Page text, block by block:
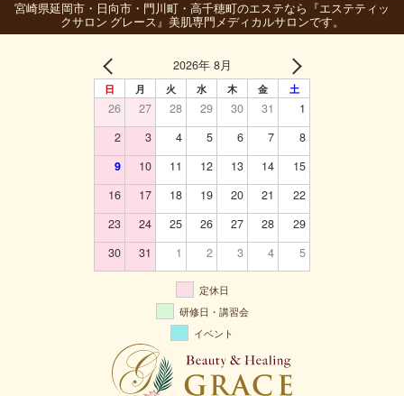
宮崎県延岡市・日向市・門川町・高千穂町のエステなら『エステティッ
クサロン グレース』美肌専門メディカルサロンです。
2026年 8月
日 月 火 水 木 金 土
26 27 28 29 30 31
1
2
3 4 5 6 7
8
9
10 11 12 13 14
15
16
17 18 19 20 21
22
23
24 25 26 27 28
29
30
31 1 2 3 4 5
定休日
研修日・講習会
イベント